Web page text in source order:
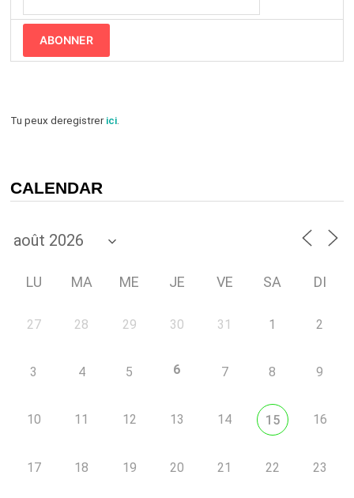
ABONNER
Tu peux deregistrerici.
CALENDAR
LU MA ME JE VE SA DI
27 28 29 30 31 1 2
3 4 5 6 7 8 9
10 11 12 13 14 15 16
17 18 19 20 21 22 23